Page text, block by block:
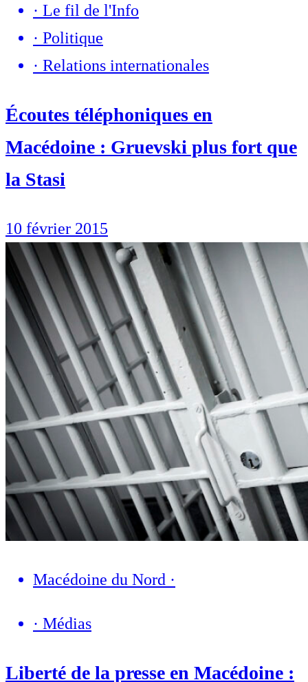
· Le fil de l'Info
· Politique
· Relations internationales
Écoutes téléphoniques en
Macédoine : Gruevski plus fort que
la Stasi
10 février 2015
Macédoine du Nord ·
· Médias
Liberté de la presse en Macédoine :